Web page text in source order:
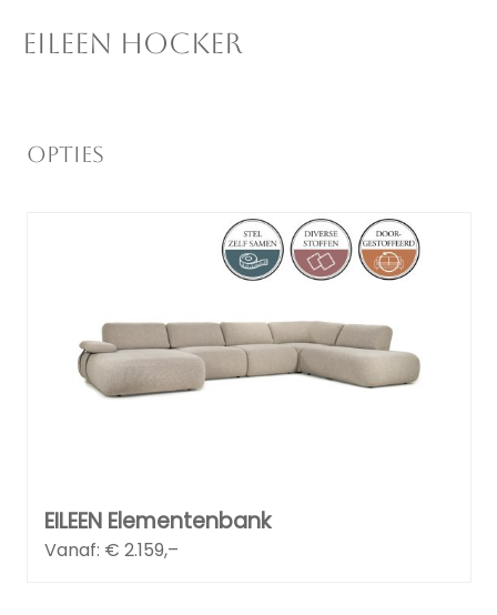
EILEEN HOCKER
Opties
EILEEN Elementenbank
Vanaf: € 2.159,–